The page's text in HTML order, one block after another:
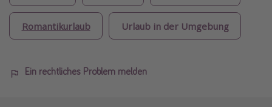
Romantikurlaub Urlaub in der Umgebung
Ein rechtliches Problem melden